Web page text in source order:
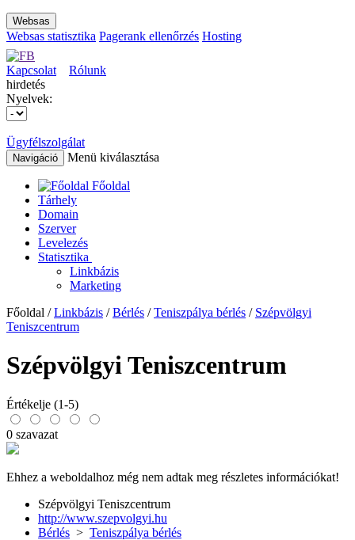
Websas
Websas statisztika Pagerank ellenőrzés Hosting
Kapcsolat
Rólunk
hirdetés
Nyelvek:
Ügyfélszolgálat
Navigáció Menü kiválasztása
Főoldal
Tárhely
Domain
Szerver
Levelezés
Statisztika
Linkbázis
Marketing
Főoldal /Linkbázis /Bérlés /Teniszpálya bérlés / Szépvölgyi
Teniszcentrum
Szépvölgyi Teniszcentrum
Értékelje (1-5)
0 szavazat
Ehhez a weboldalhoz még nem adtak meg részletes információkat!
Szépvölgyi Teniszcentrum
http://www.szepvolgyi.hu
Bérlés > Teniszpálya bérlés